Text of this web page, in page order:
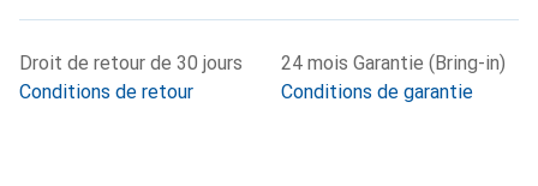
Droit de retour de 30 jours
Conditions de retour
24 mois Garantie (Bring-in)
Conditions de garantie